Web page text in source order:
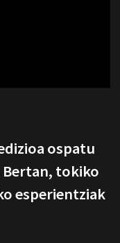
ospatu
tokiko
esperientziak